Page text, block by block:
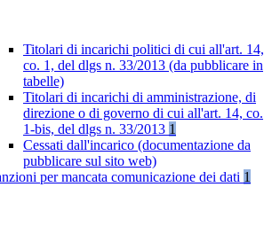
Titolari di incarichi politici di cui all'art. 14,
co. 1, del dlgs n. 33/2013 (da pubblicare in
tabelle)
Titolari di incarichi di amministrazione, di
direzione o di governo di cui all'art. 14, co.
1-bis, del dlgs n. 33/2013 1
Cessati dall'incarico (documentazione da
pubblicare sul sito web)
per mancata comunicazione dei dati 1